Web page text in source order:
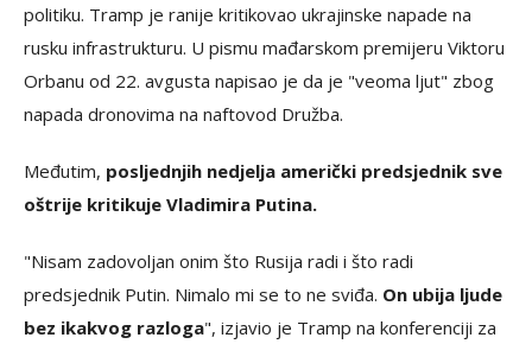
politiku. Tramp je ranije kritikovao ukrajinske napade na
rusku infrastrukturu. U pismu mađarskom premijeru Viktoru
Orbanu od 22. avgusta napisao je da je "veoma ljut" zbog
napada dronovima na naftovod Družba.
Međutim, posljednjih nedjelja američki predsjednik sve
oštrije kritikuje Vladimira Putina.
"Nisam zadovoljan onim što Rusija radi i što radi
predsjednik Putin. Nimalo mi se to ne sviđa. On ubija ljude
bez ikakvog razloga", izjavio je Tramp na konferenciji za